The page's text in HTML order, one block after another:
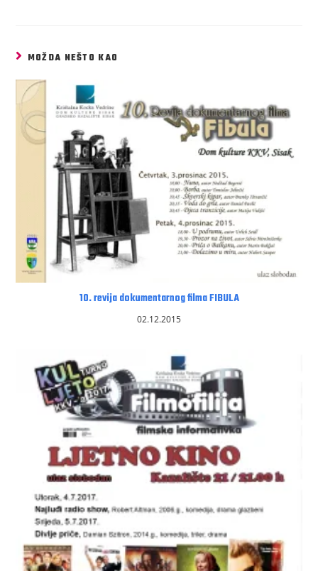
MOŽDA NEŠTO KAO
10. revija dokumentarnog filma FIBULA
02.12.2015